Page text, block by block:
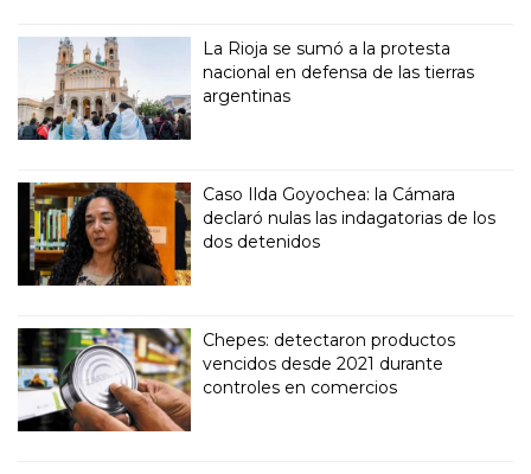
La Rioja se sumó a la protesta
nacional en defensa de las tierras
argentinas
Caso Ilda Goyochea: la Cámara
declaró nulas las indagatorias de los
dos detenidos
Chepes: detectaron productos
vencidos desde 2021 durante
controles en comercios